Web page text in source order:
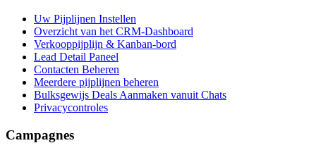
Uw Pijplijnen Instellen
Overzicht van het CRM-Dashboard
Verkooppijplijn & Kanban-bord
Lead Detail Paneel
Contacten Beheren
Meerdere pijplijnen beheren
Bulksgewijs Deals Aanmaken vanuit Chats
Privacycontroles
Campagnes